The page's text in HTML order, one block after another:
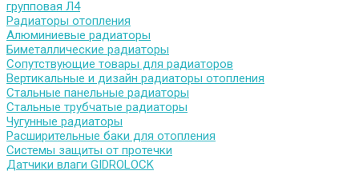
групповая Л4
Радиаторы отопления
Алюминиевые радиаторы
Биметаллические радиаторы
Сопутствующие товары для радиаторов
Вертикальные и дизайн радиаторы отопления
Стальные панельные радиаторы
Стальные трубчатые радиаторы
Чугунные радиаторы
Расширительные баки для отопления
Системы защиты от протечки
Датчики влаги GIDROLOCK